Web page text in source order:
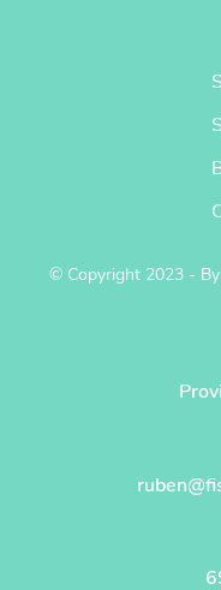
© Copyright 2023 -